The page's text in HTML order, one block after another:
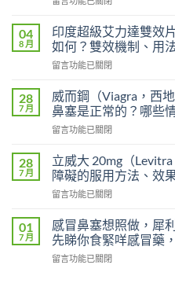
期
服
用
雙
犀
利
士
會
癮
嗎？
效
利
士
副
04
8 月
印度超級艾力達雙效
如何？雙效機制、用
在
度
超
級
艾
達
雙
效
片
Super
Power）
果
留言功能已關閉
28
7 月
威而鋼（Viagra，西
鼻塞是正常的？哪些
在
而
鋼
（Viagra，
西
那
非）
副
作
留言功能已關閉
28
7 月
立威大 20mg（
障礙的服用方法、效
在
威
大
20mg（Levitra，
伐
留言功能已關閉
01
7 月
感冒鼻塞想照做，犀
先睇你食緊咩感冒藥
在
留言功能已關閉